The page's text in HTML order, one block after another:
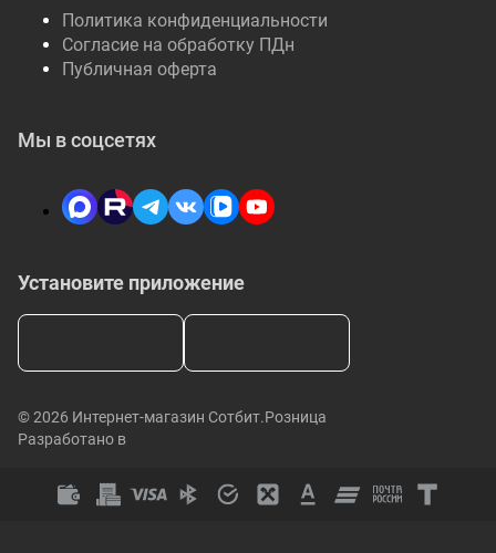
Политика конфиденциальности
Согласие на обработку ПДн
Публичная оферта
Установите приложение
Мы в соцсетях
© 2026 Интернет-магазин Сотбит.Розница
Разработано в